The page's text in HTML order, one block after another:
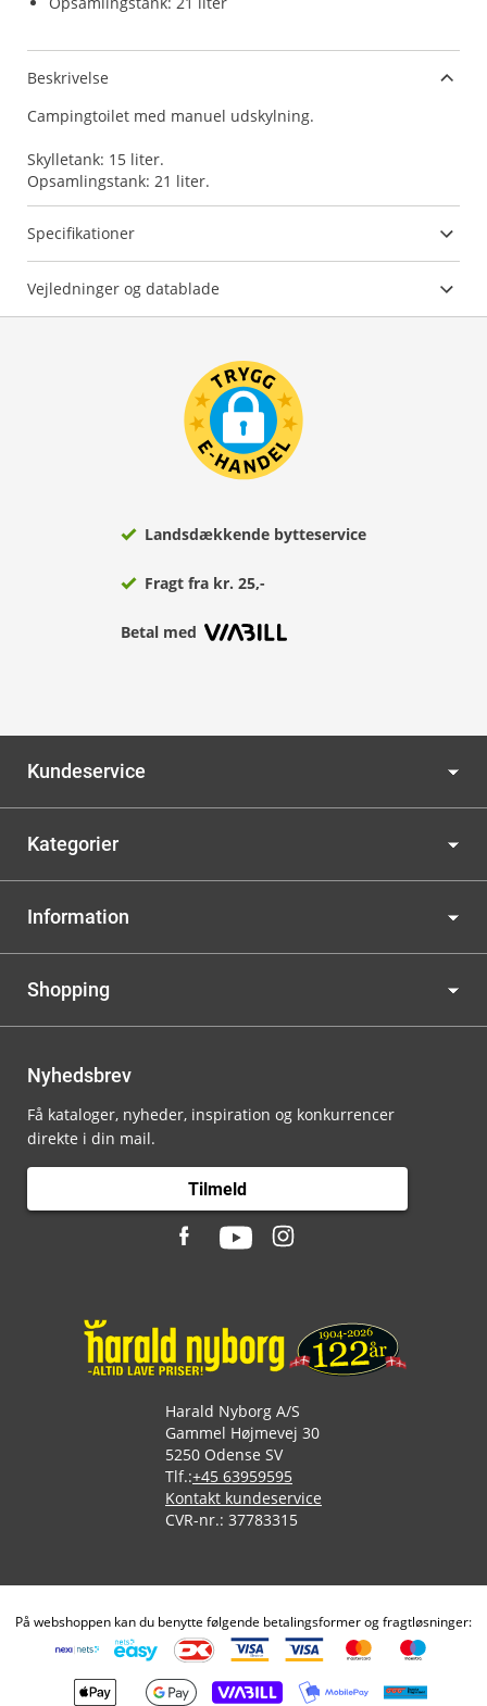
Beskrivelse
Campingtoilet med manuel udskylning.
Skylletank: 15 liter.
Specifikationer
Vejledninger og datablade
Landsdækkende bytteservice
Fragt fra kr. 25,-
Betal med
Kundeservice
Kategorier
Information
Shopping
Nyhedsbrev
Få kataloger, nyheder, inspiration og konkurrencer
direkte i din mail.
Tilmeld
Harald Nyborg A/S
Gammel Højmevej 30
5250 Odense SV
Tlf.:+45 63959595
Kontakt kundeservice
CVR-nr.: 37783315
På webshoppen kan du benytte følgende betalingsformer og fragtløsninger: